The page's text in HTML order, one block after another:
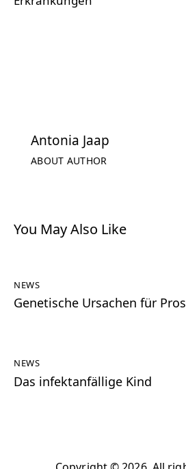
Antonia Jaap
ABOUT AUTHOR
You May Also Like
NEWS
Genetische Ursachen für
NEWS
Das infektanfällige Kind